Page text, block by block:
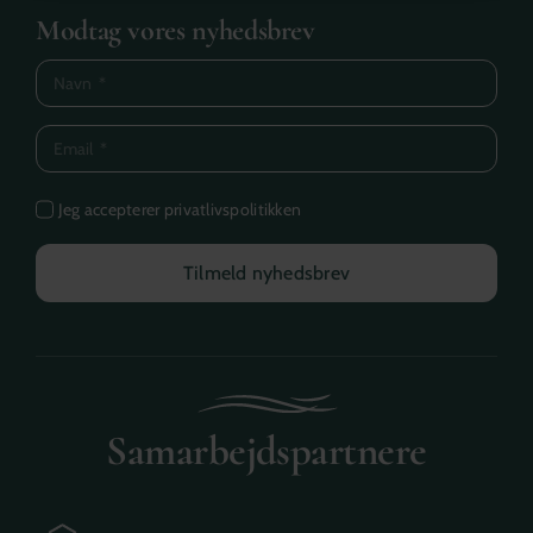
Modtag vores nyhedsbrev
Jeg accepterer privatlivspolitikken
Tilmeld nyhedsbrev
Samarbejdspartnere